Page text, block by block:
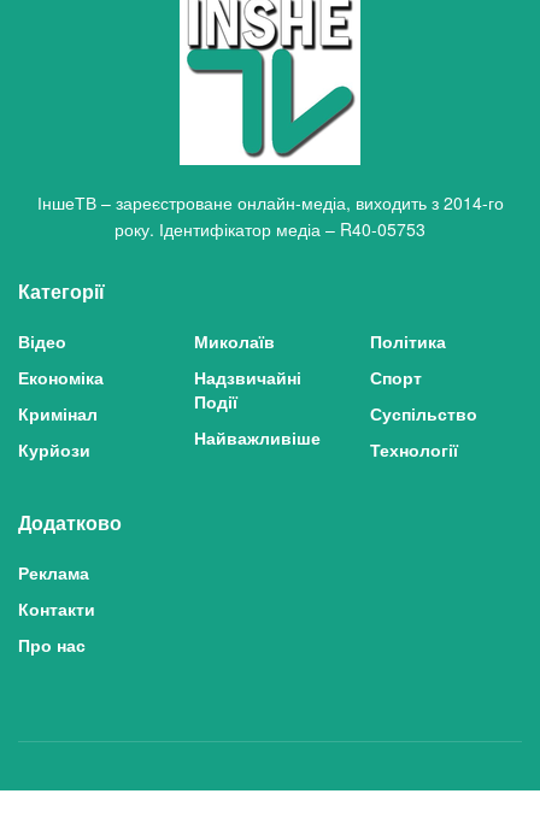
ІншеТВ – зареєстроване онлайн-медіа, виходить з 2014-го
року. Ідентифікатор медіа – R40-05753
Категорії
Відео
Економіка
Кримінал
Курйози
Миколаїв
Надзвичайні
Події
Найважливіше
Політика
Спорт
Суспільство
Технології
Додатково
Реклама
Контакти
Про нас
Політика конфіденційності та захисту персональних даних